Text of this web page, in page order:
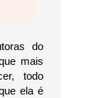
do
mais
todo
ela é